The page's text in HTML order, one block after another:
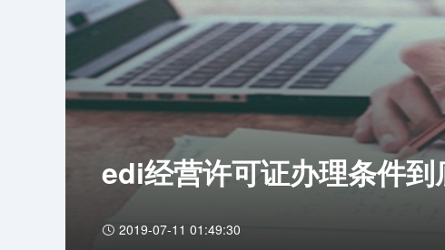
edi经营许可证办理条件到
2019-07-11 01:49:30